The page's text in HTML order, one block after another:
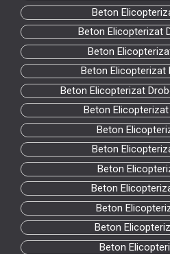
Beton
Beton Elicopterizat
Beton
Beton Elicopterizat
Beton Elicopterizat
Beton
Beton
Beton
Beton
Beton
Beton
Beton
Beton